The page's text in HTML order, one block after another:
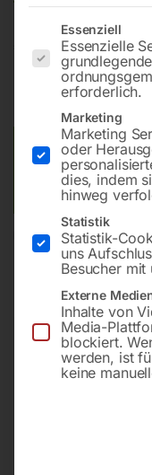
33,00
inkl. MwSt. zzgl.
Versandkosten
Bitte beachten Sie:
Andere Länder
Sie
Gerne
Es folgt eine Liste
Essenziell
Essenzielle
erforderlich.
Marketing
Marketing
oder
dies, indem
hinweg
Statistik
Statistik-
uns
Besucher mit
Externe
Inhalte von
Media-
blockiert.
werden, ist
keine